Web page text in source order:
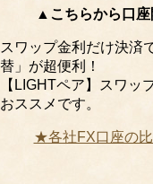
▲こちらから口
スワップ金利だけ決済
替」が超便利！
【LIGHTペア】スワッ
おススメです。
★各社FX口座の